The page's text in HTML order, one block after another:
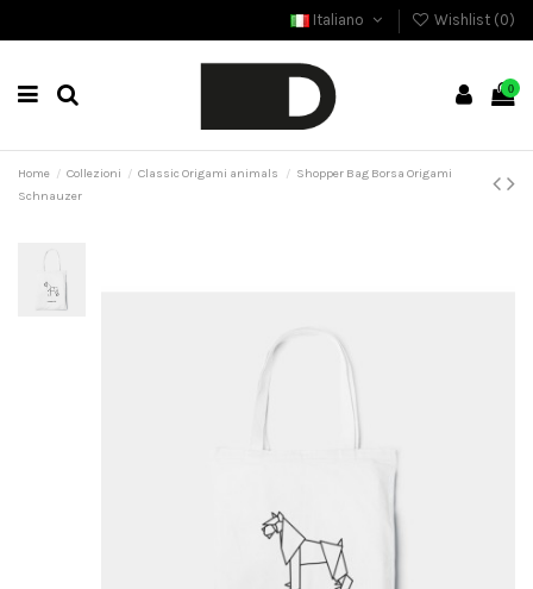
Italiano Wishlist (0)
0
Home Collezioni Classic Origami animals
Shopper Bag Borsa Origami
Schnauzer